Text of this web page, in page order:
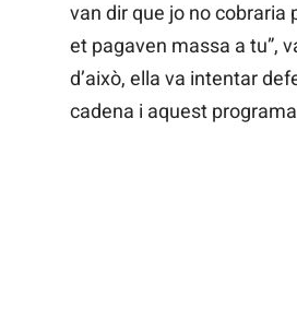
van dir que jo no cobraria
et pagaven massa a tu”,
d’això, ella va intentar
cadena i aquest